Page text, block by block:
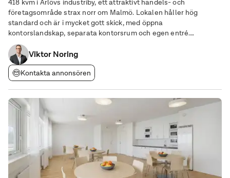
418 kvm i Arlövs industriby, ett attraktivt handels- och
företagsområde strax norr om Malmö. Lokalen håller hög
standard och är i mycket gott skick, med öppna
kontorslandskap, separata kontorsrum och egen entré.
Höjdpunkter • Hög standard: Moderna ytskikt och välplanerade
arbetsytor. • Fri parkering: Parkeringsplatser direkt i
Viktor Noring
Kontakta annonsören